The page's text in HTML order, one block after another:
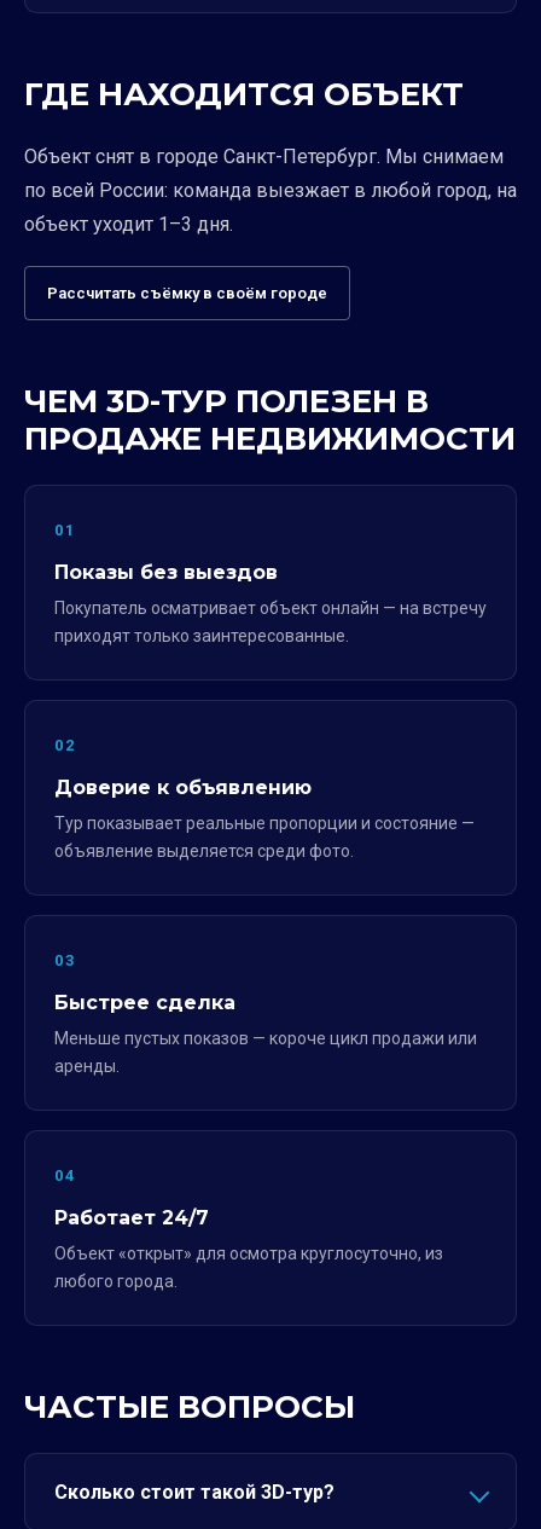
ГДЕ НАХОДИТСЯ ОБЪЕКТ
Объект снят в городе Санкт-Петербург. Мы снимаем
по всей России: команда выезжает в любой город, на
объект уходит 1–3 дня.
Рассчитать съёмку в своём городе
ЧЕМ 3D-ТУР ПОЛЕЗЕН В
ПРОДАЖЕ НЕДВИЖИМОСТИ
01
Показы без выездов
Покупатель осматривает объект онлайн — на встречу
приходят только заинтересованные.
02
Доверие к объявлению
Тур показывает реальные пропорции и состояние —
объявление выделяется среди фото.
03
Быстрее сделка
Меньше пустых показов — короче цикл продажи или
аренды.
04
Работает 24/7
Объект «открыт» для осмотра круглосуточно, из
любого города.
ЧАСТЫЕ ВОПРОСЫ
Сколько стоит такой 3D-тур?